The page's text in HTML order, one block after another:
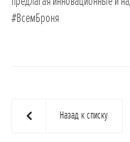
#ВсемБроня
Назад к списку